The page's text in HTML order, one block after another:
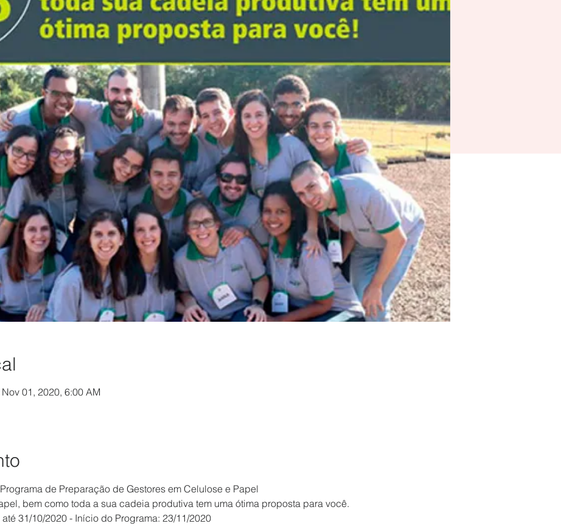
01, 2020, 6:00 AM
de Preparação de Gestores em Celulose e Papel
bem como toda a sua cadeia produtiva tem uma ótima proposta para você.
31/10/2020 - Início do Programa: 23/11/2020